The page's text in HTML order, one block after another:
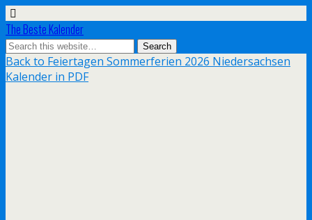
The Beste Kalender
Back to Feiertagen Sommerferien 2026 Niedersachsen
Kalender in PDF